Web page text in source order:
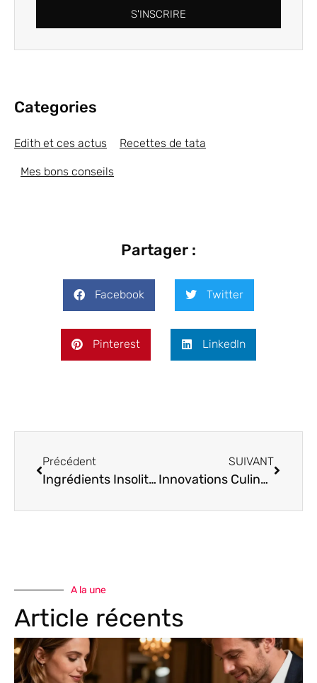
S'INSCRIRE
Categories
Edith et ces actus Recettes de tata
Mes bons conseils
Partager :
Facebook Twitter
Pinterest LinkedIn
Précédent
Ingrédients Insolites: Étonnantes Découvertes Culinaires
SUIVANT
Innovations Culinaires: Découvrez les Nouvelles Techniques de Cuisson en Gastronomie
A la une
Article récents